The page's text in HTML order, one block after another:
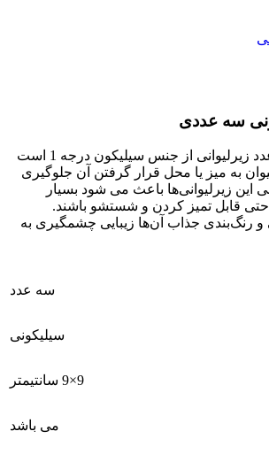
سه عددی
این بسته شامل سه عدد زیرلیوانی از جنس سیلیکون درجه 1 است
به میز یا محل قرار گرفتن آن جلوگیری
این زیرلیوانی‌ها باعث می شود بسیار
قابل تمیز کردن و شستشو باشند.
رنگ‌بندی جذاب آن‌ها زیبایی چشمگیری به
سه عدد
سیلیکونی
9×9 سانتیمتر
می باشد